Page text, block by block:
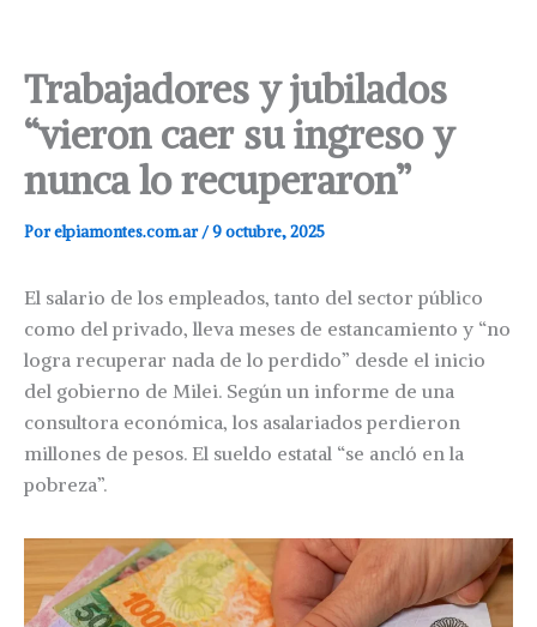
Trabajadores y jubilados
“vieron caer su ingreso y
nunca lo recuperaron”
Porelpiamontes.com.ar/9 octubre, 2025
El salario de los empleados, tanto del sector público
como del privado, lleva meses de estancamiento y “no
logra recuperar nada de lo perdido” desde el inicio
del gobierno de Milei. Según un informe de una
consultora económica, los asalariados perdieron
millones de pesos. El sueldo estatal “se ancló en la
pobreza”.